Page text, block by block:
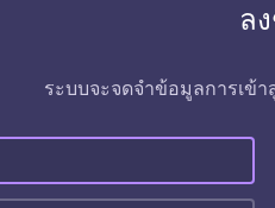
ล
ระบบจะจดจำข้อมูลการเข้